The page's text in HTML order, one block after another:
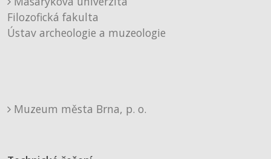
Filozofická fakulta
Ústav archeologie a muzeologie
Muzeum města Brna, p. o.